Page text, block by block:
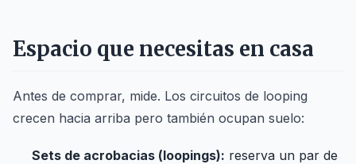
Espacio que necesitas en casa
Antes de comprar, mide. Los circuitos de looping
crecen hacia arriba pero también ocupan suelo:
Sets de acrobacias (loopings): reserva un par de